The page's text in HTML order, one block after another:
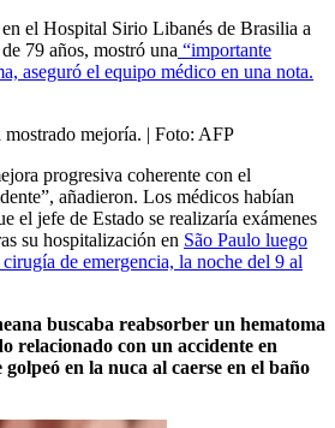
el Hospital Sirio Libanés de Brasilia a
79 años, mostró una “importante
aseguró el equipo médico en una nota.
mejoría. | Foto: AFP
progresiva coherente con el
añadieron. Los médicos habían
el jefe de Estado se realizaría exámenes
su hospitalización en São Paulo luego
de emergencia, la noche del 9 al
buscaba reabsorber un hematoma
relacionado con un accidente en
en la nuca al caerse en el baño